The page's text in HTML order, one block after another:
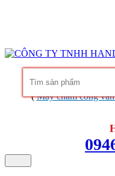
(Máy chấm công